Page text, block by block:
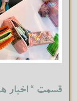
قسمت “ اخبار